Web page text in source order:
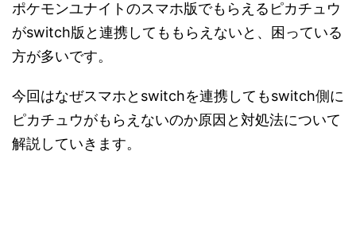
ポケモンユナイトのスマホ版でもらえるピカチュウ
がswitch版と連携してももらえないと、困っている
方が多いです。
今回はなぜスマホとswitchを連携してもswitch側に
ピカチュウがもらえないのか原因と対処法について
解説していきます。